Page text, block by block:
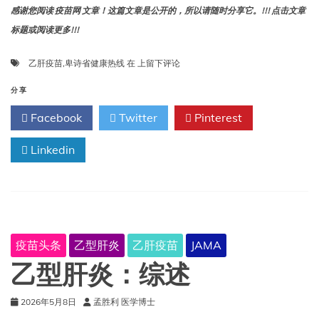
感谢您阅读 疫苗网 文章！这篇文章是公开的，所以请随时分享它。!!! 点击文章
标题或阅读更多!!!
乙肝疫苗,卑诗省健康热线 在 乙
苗
|
卑
上留下评论
分享
Facebook Twitter Pinterest
Linkedin
疫苗头条 乙型肝炎 乙肝疫苗 JAMA
乙型肝炎：综述
2026年5月8日 孟胜利 医学博士